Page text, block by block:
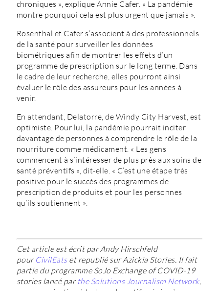
chroniques », explique Annie Cafer. « La pandémie
montre pourquoi cela est plus urgent que jamais ».
Rosenthal et Cafer s’associent à des professionnels
de la santé pour surveiller les données
biométriques afin de montrer les effets d’un
programme de prescription sur le long terme. Dans
le cadre de leur recherche, elles pourront ainsi
évaluer le rôle des assureurs pour les années à
venir.
En attendant, Delatorre, de Windy City Harvest, est
optimiste. Pour lui, la pandémie pourrait inciter
davantage de personnes à comprendre le rôle de la
nourriture comme médicament. « Les gens
commencent à s’intéresser de plus près aux soins de
santé préventifs », dit-elle. « C’est une étape très
positive pour le succès des programmes de
prescription de produits et pour les personnes
qu’ils soutiennent ».
Cet article est écrit par Andy Hirschfeld
pour CivilEatset republié sur Azickia Stories. Il fait
partie du programme SoJo Exchange of COVID-19
stories lancé par the Solutions Journalism Network,